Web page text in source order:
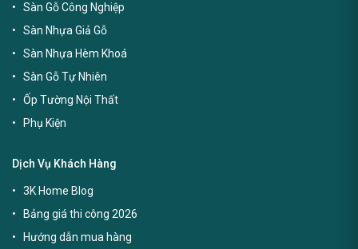
Sàn Gỗ Công Nghiệp
Sàn Nhựa Giả Gỗ
Sàn Nhựa Hèm Khoá
Sàn Gỗ Tự Nhiên
Ốp Tường Nội Thất
Phụ Kiện
Dịch Vụ Khách Hàng
3K Home Blog
Bảng giá thi công 2026
Hướng dẫn mua hàng